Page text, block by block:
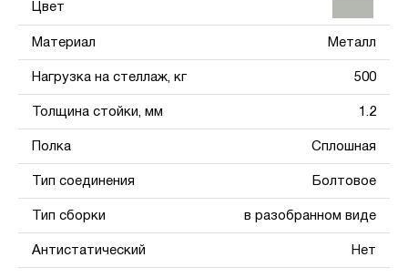
Цвет
Материал Металл
Нагрузка на стеллаж, кг 500
Толщина стойки, мм 1.2
Полка Сплошная
Тип соединения Болтовое
Тип сборки в разобранном виде
Антистатический Нет